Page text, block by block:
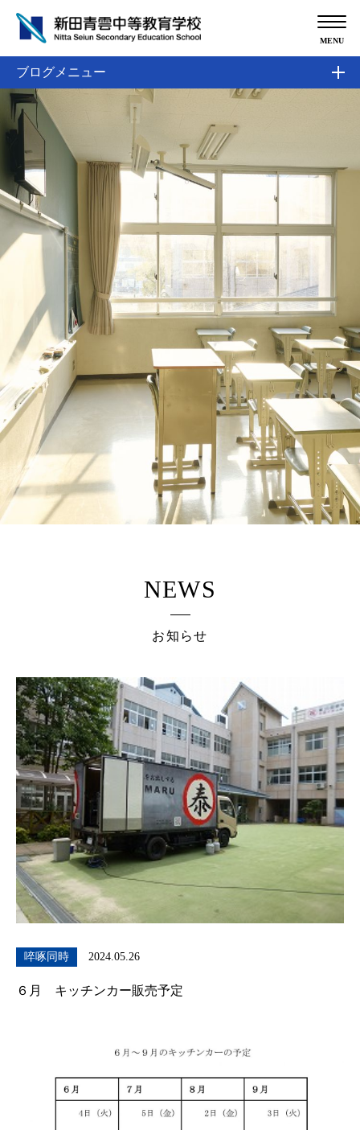
NEWS
お知らせ
啐啄同時 2024.05.26
６月 キッチンカー販売予定